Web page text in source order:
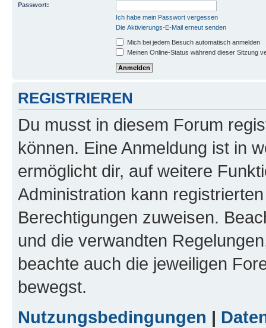
Passwort:
Ich habe mein Passwort vergessen
Die Aktivierungs-E-Mail erneut senden
Mich bei jedem Besuch automatisch anmelden
Meinen Online-Status während dieser Sitzung
REGISTRIEREN
Du musst in diesem Forum
können. Eine Anmeldung ist in
ermöglicht dir, auf weitere
Administration kann
Berechtigungen zuweisen.
und die verwandten
beachte auch die jeweiligen
bewegst.
Nutzungsbedingungen |